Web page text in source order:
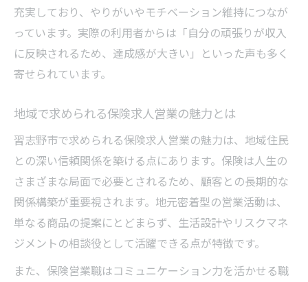
充実しており、やりがいやモチベーション維持につなが
っています。実際の利用者からは「自分の頑張りが収入
に反映されるため、達成感が大きい」といった声も多く
寄せられています。
地域で求められる保険求人営業の魅力とは
習志野市で求められる保険求人営業の魅力は、地域住民
との深い信頼関係を築ける点にあります。保険は人生の
さまざまな局面で必要とされるため、顧客との長期的な
関係構築が重要視されます。地元密着型の営業活動は、
単なる商品の提案にとどまらず、生活設計やリスクマネ
ジメントの相談役として活躍できる点が特徴です。
また、保険営業職はコミュニケーション力を活かせる職